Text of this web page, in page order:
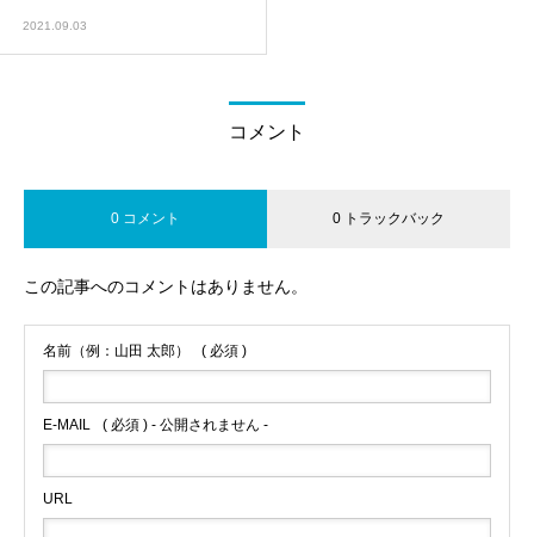
2021.09.03
コメント
0 コメント 0 トラックバック
この記事へのコメントはありません。
名前（例：山田 太郎） ( 必須 )
E-MAIL ( 必須 ) - 公開されません -
URL